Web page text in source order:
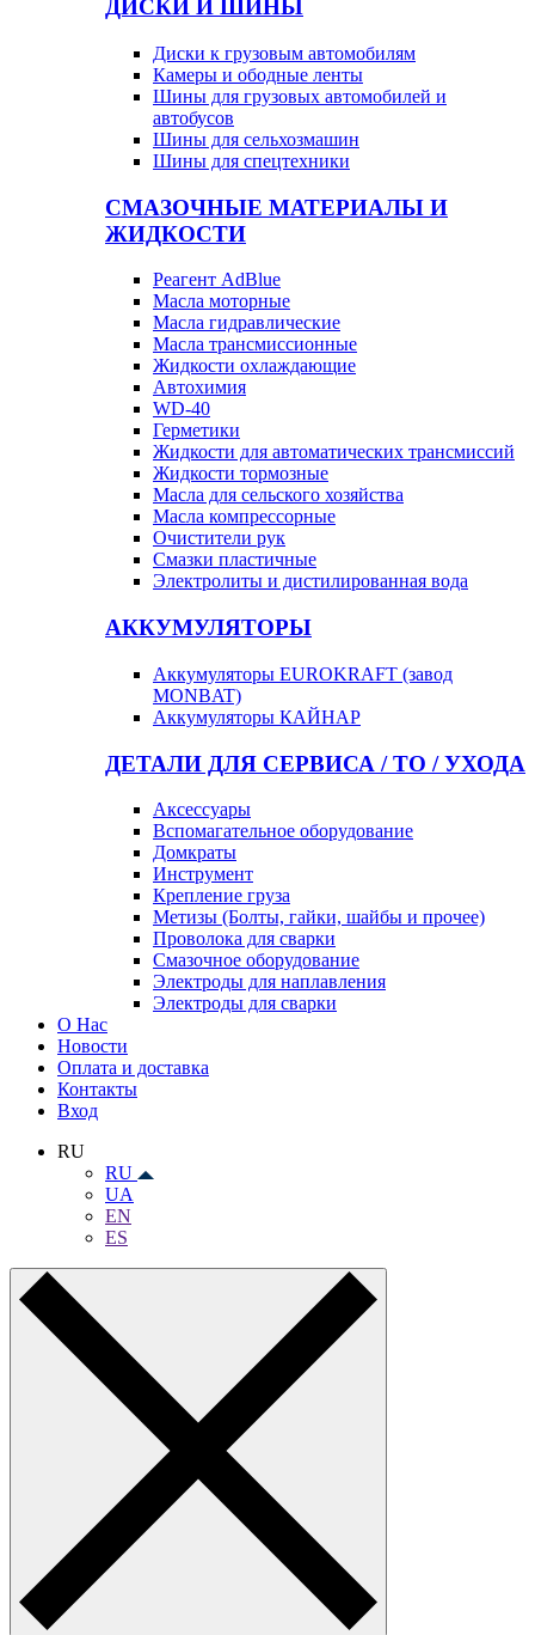
ДИСКИ И ШИНЫ
Диски к грузовым автомобилям
Камеры и ободные ленты
Шины для грузовых автомобилей и
автобусов
Шины для сельхозмашин
Шины для спецтехники
СМАЗОЧНЫЕ МАТЕРИАЛЫ И
ЖИДКОСТИ
Реагент AdBlue
Масла моторные
Масла гидравлические
Масла трансмиссионные
Жидкости охлаждающие
Автохимия
WD-40
Герметики
Жидкости для автоматических трансмиссий
Жидкости тормозные
Масла для сельского хозяйства
Масла компрессорные
Очистители рук
Смазки пластичные
Электролиты и дистилированная вода
АККУМУЛЯТОРЫ
Аккумуляторы EUROKRAFT (завод
MONBAT)
Аккумуляторы КАЙНАР
ДЕТАЛИ ДЛЯ СЕРВИСА / ТО / УХОДА
Аксессуары
Вспомагательное оборудование
Домкраты
Инструмент
Крепление груза
Метизы (Болты, гайки, шайбы и прочее)
Проволока для сварки
Смазочное оборудование
Электроды для наплавления
Электроды для сварки
О Нас
Новости
Оплата и доставка
Контакты
Вход
RU
RU
UA
EN
ES